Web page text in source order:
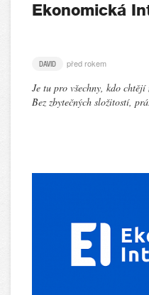
Ekonomická
DAVID před rokem
Je tu pro všechny, kdo
Bez zbytečných složitostí,